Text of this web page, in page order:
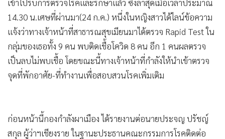
เข้าไปรับการตรวจโรคและรักษาแล้ว ซึ่งล่าสุดเมื่อเวลาประมาณ
14.30 น.เศษที่ผ่านมา(24 ก.ค.) หนึ่งในหญิงสาวได้ไลน์ข้อความ
แจ้งว่าทางเจ้าหน้าที่สาธารณสุขเมียนมาได้ตรวจ Rapid Test ใน
กลุ่มของเธอทั้ง 9 คน พบติดเชื้อโควิด 8 คน อีก 1 คนผลตรวจ
เป็นลบไม่พบเชื้อ โดยขณะนี้ทางเจ้าหน้าที่กำลังให้นำเข้าตรวจ
จุดที่พักอาศัย-ที่ทำงานเพื่อสอบสวนโรคเพิ่มเติม
ก่อนหน้านี้กองกำลังผาเมือง ได้รายงานต่อนายประจญ ปรัชญ์
สกุล ผู้ว่าฯเชียงราย ในฐานะประธานคณะกรรมการโรคติดต่อ